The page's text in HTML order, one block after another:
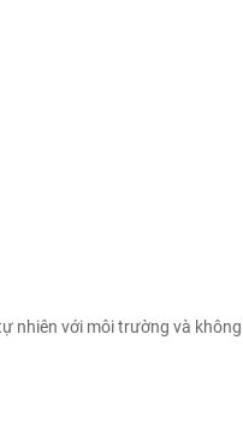
nhiên với môi trường và